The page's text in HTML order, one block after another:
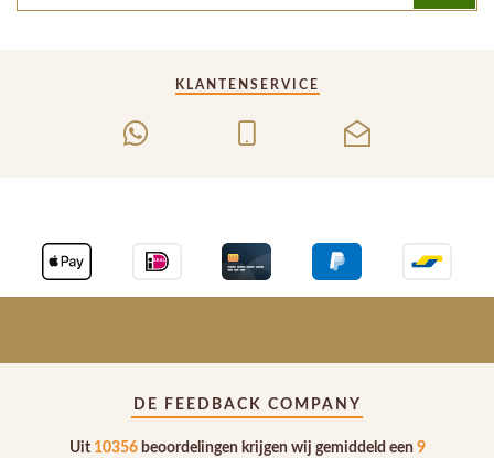
KLANTENSERVICE
DE FEEDBACK COMPANY
Uit 10356beoordelingen krijgen wij gemiddeld een 9